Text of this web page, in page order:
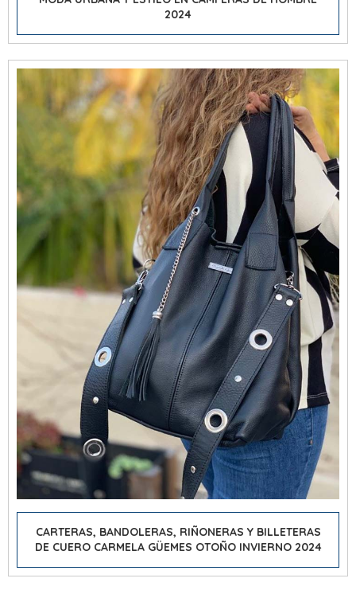
2024
CARTERAS, BANDOLERAS, RIÑONERAS Y BILLETERAS
DE CUERO CARMELA GÜEMES OTOÑO INVIERNO 2024